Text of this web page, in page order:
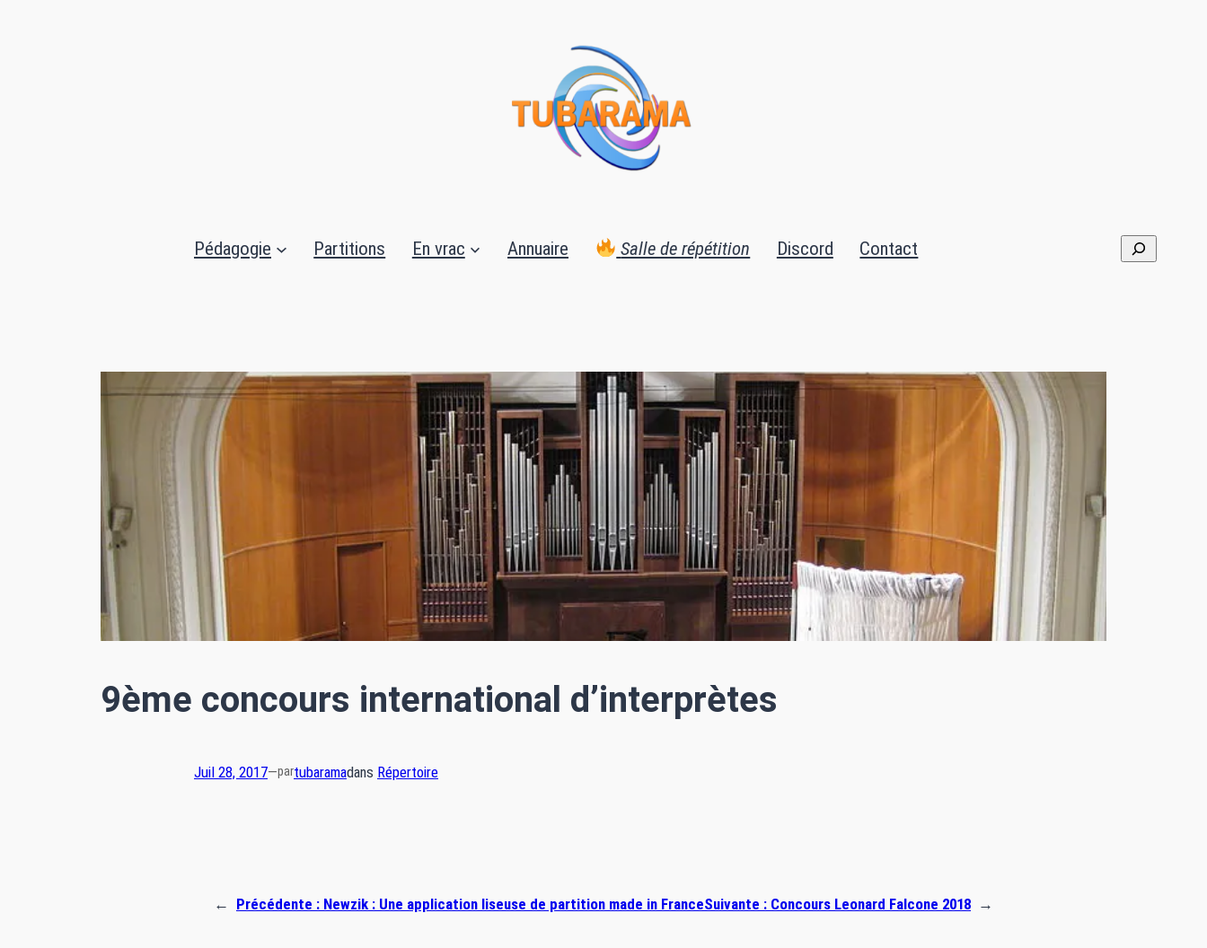
Pédagogie Partitions En vrac Annuaire Salle de répétition Discord Contact
9ème concours international d’interprètes
Juil 28, 2017—partubaramadans Répertoire
← Précédente : Newzik : Une application liseuse de partition made in FranceSuivante : Concours Leonard Falcone 2018 →